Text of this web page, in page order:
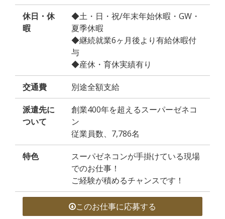
休日・休
暇
◆土・日・祝/年末年始休暇・GW・
夏季休暇
◆継続就業6ヶ月後より有給休暇付
与
◆産休・育休実績有り
交通費 別途全額支給
派遣先に
ついて
創業400年を超えるスーパーゼネコ
ン
従業員数、7,786名
特色
スーパゼネコンが手掛けている現場
でのお仕事！
ご経験が積めるチャンスです！
このお仕事に応募する